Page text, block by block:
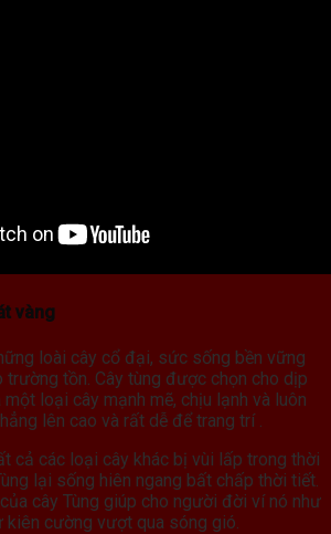
vàng
loài cây cổ đại, sức sống bền vững
trường tồn. Cây tùng được chọn cho dịp
loại cây mạnh mẽ, chịu lạnh và luôn
lên cao và rất dễ để trang trí .
cả các loại cây khác bị vùi lấp trong thời
lại sống hiên ngang bất chấp thời tiết.
cây Tùng giúp cho người đời ví nó như
kiên cường vượt qua sóng gió.